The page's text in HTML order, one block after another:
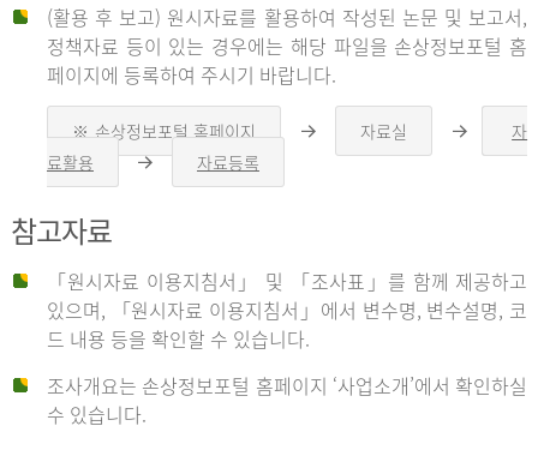
신
청
자
신
청
자
는
1.
자
(활용 후 보고) 원시자료를 활용하여 작성된 논문 및 보고서,
정책자료 등이 있는 경우에는 해당 파일을 손상정보포털 홈
페이지에 등록하여 주시기 바랍니다.
※ 손상정보포털 홈페이지
른
자료실
른
자
료활용
른
자료등록
참고자료
「원시자료 이용지침서」 및 「조사표」를 함께 제공하고
있으며, 「원시자료 이용지침서」에서 변수명, 변수설명, 코
드 내용 등을 확인할 수 있습니다.
조사개요는 손상정보포털 홈페이지 ‘사업소개’에서 확인하실
수 있습니다.